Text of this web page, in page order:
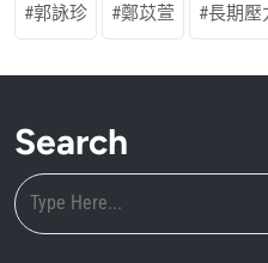
郭詠珍 鄭苡萱 長期壓
Search